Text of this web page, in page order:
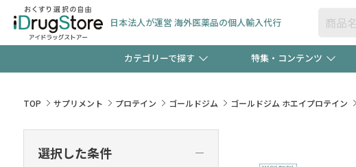
日本法人が運営 海外医薬品の個人輸入代行
カテゴリーで探す 特集・コンテンツ
【週末限定】新規会員登録ポイン
TOP サプリメント プロテイン ゴールドジム ゴールドジム ホエイプロテイン
選択した条件 ―